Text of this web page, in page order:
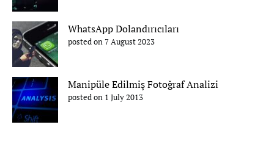
WhatsApp Dolandırıcıları
posted on 7 August 2023
Manipüle Edilmiş Fotoğraf Analizi
posted on 1 July 2013